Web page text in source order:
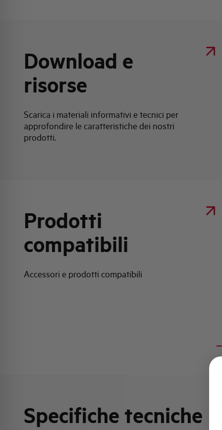
Download e
risorse
Scarica i materiali informativi e tecnici per
approfondire le caratteristiche dei nostri
prodotti.
Prodotti
compatibili
Accessori e prodotti compatibili
Specifiche tecniche